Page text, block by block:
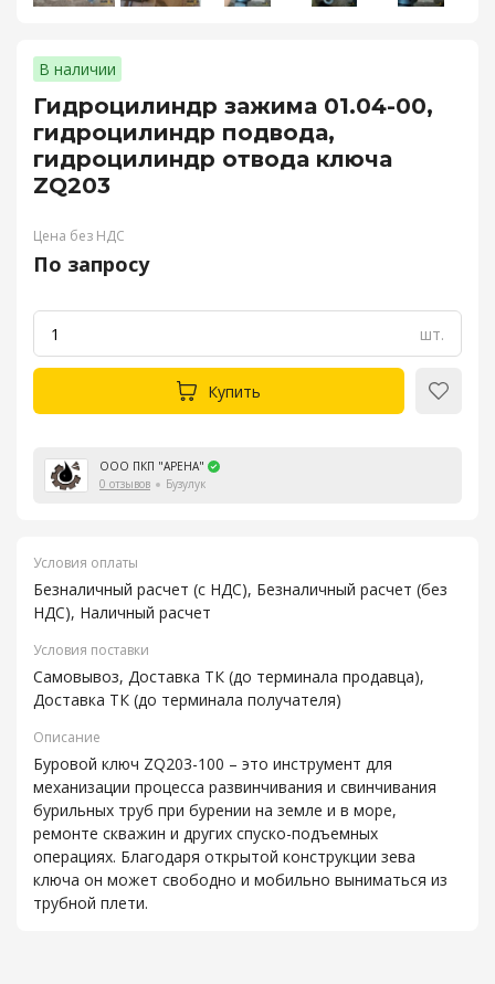
В наличии
Гидроцилиндр зажима 01.04-00,
гидроцилиндр подвода,
гидроцилиндр отвода ключа
ZQ203
Цена без НДС
По запросу
шт.
Купить
ООО ПКП "АРЕНА"
0 отзывов
Бузулук
Условия оплаты
Безналичный расчет (с НДС), Безналичный расчет (без
НДС), Наличный расчет
Условия поставки
Самовывоз, Доставка ТК (до терминала продавца),
Доставка ТК (до терминала получателя)
Описание
Буровой ключ ZQ203-100 – это инструмент для
механизации процесса развинчивания и свинчивания
бурильных труб при бурении на земле и в море,
ремонте скважин и других спуско-подъемных
операциях. Благодаря открытой конструкции зева
ключа он может свободно и мобильно выниматься из
трубной плети.